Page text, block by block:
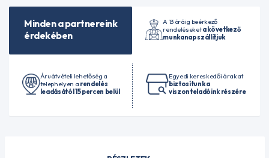
Minden a partnereink
érdekében
A 13 óráig beérkező
rendeléseketa következő
munkanap szállítjuk
Áruátvételi lehetőség a
telephelyen a rendelés
leadásától 15 percen belül
Egyedi kereskedői árakat
biztosítunk a
viszonteladóink részére